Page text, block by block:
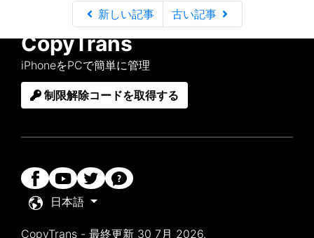
新しい記事 古い記事
CopyTrans
iPhoneをPCで簡単に管理
制限解除コードを取得する
日本語
CopyTrans - 最終更新 30 7月 2026.